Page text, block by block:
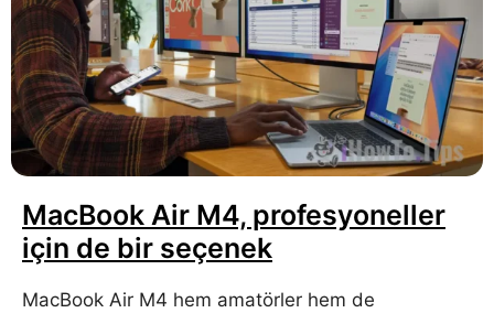
MacBook Air M4, profesyoneller
için de bir seçenek
MacBook Air M4 hem amatörler hem de